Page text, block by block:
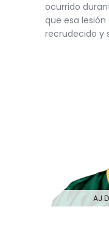
ocurrido
que esa lesión
recrudecido y
AJ